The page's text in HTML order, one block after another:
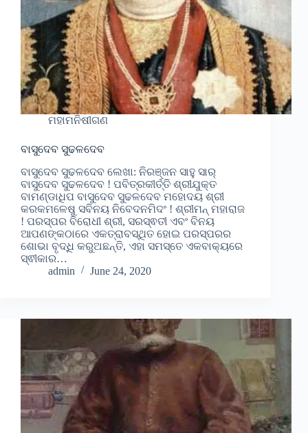
ମହାମନିଷୀଗଣ
ବାସୁଦେବ ସୁଢଳଦେବ
ବାସୁଦେବ ସୁଢଳଦେବ ଲେଖା: ନିରଞ୍ଜନ ସାହୁ ସାର୍
ବାସୁଦେବ ସୁଢଳଦେବ ! ପବିତ୍ରକୀର୍ତ୍ତି ଶ୍ରୀଯୁକ୍ତ
ବାମଣ୍ଡାଧିପ ବାସୁଦେବ ସୁଢଳଦେବ ମହୋଦୟ ଶ୍ରୀ
କରକମଳେଷୁ ସବିନୟ ନିବେଦନମିଦଂ ! ଶ୍ରୀମନ୍ ମହାରାଜ
! ପରସ୍ପର ବିରୋଧୀ ଶ୍ରୀ, ସରସ୍ଵତୀ ଏବଂ ବିନୟ
ଆପଣଙ୍କଠାରେ ଏକତ୍ରାବସ୍ଥିତ ହୋଇ ପରସ୍ପରର
ଶୋଭା ବୃଦ୍ଧି କରୁଅଛନ୍ତି, ଏହା ସମସ୍ତେ ଏକବାକ୍ୟରେ
ସ୍ଵୀକାର…
admin
June 24, 2020